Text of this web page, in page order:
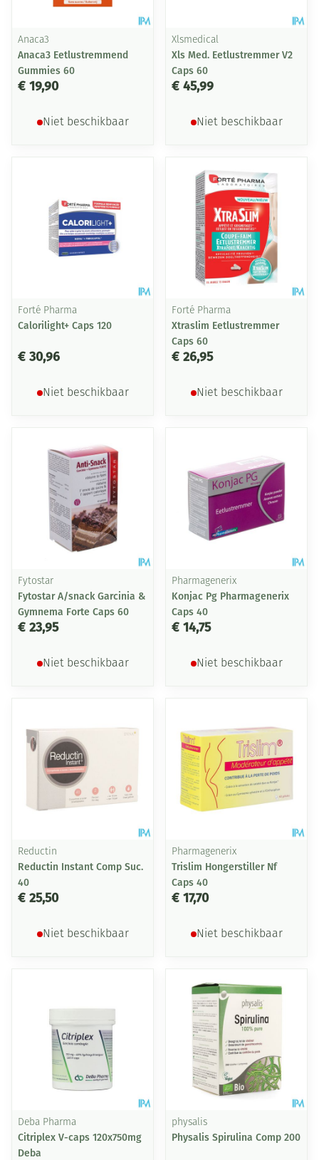
Anaca3
Anaca3 Eetlustremmend
Gummies 60
€ 19,90
Niet beschikbaar
Xlsmedical
Xls Med. Eetlustremmer V2
Caps 60
€ 45,99
Niet beschikbaar
Forté Pharma
Calorilight+ Caps 120
€ 30,96
Niet beschikbaar
Forté Pharma
Xtraslim Eetlustremmer
Caps 60
€ 26,95
Niet beschikbaar
Fytostar
Fytostar A/snack Garcinia &
Gymnema Forte Caps 60
€ 23,95
Niet beschikbaar
Pharmagenerix
Konjac Pg Pharmagenerix
Caps 40
€ 14,75
Niet beschikbaar
Reductin
Reductin Instant Comp Suc.
40
€ 25,50
Niet beschikbaar
Pharmagenerix
Trislim Hongerstiller Nf
Caps 40
€ 17,70
Niet beschikbaar
Deba Pharma
Citriplex V-caps 120x750mg
Deba
physalis
Physalis Spirulina Comp 200